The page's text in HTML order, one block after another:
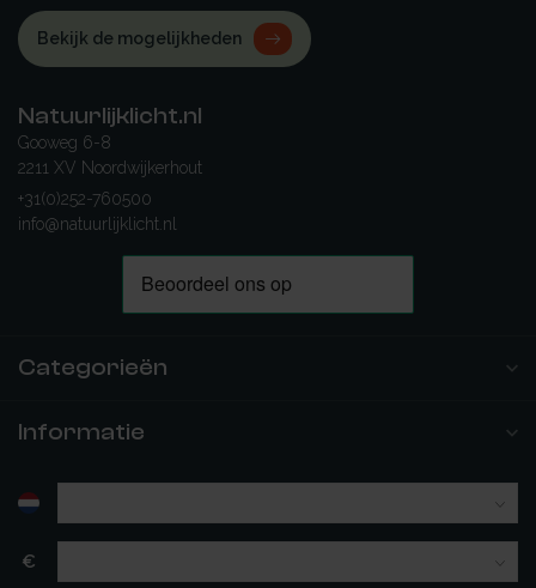
Bekijk de mogelijkheden
Natuurlijklicht.nl
Gooweg 6-8
2211 XV Noordwijkerhout
+31(0)252-760500
info@natuurlijklicht.nl
Categorieën
Informatie
€